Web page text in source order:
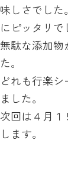
味しさでし
にピッタリで
無駄な添加
た。
どれも行楽
ました。
次回は４月
します。